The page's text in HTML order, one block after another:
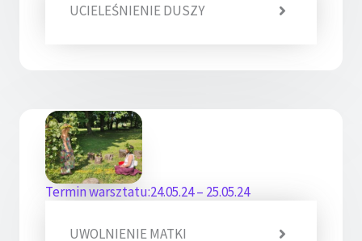
UCIELEŚNIENIE DUSZY
Termin warsztatu:24.05.24 – 25.05.24
UWOLNIENIE MATKI